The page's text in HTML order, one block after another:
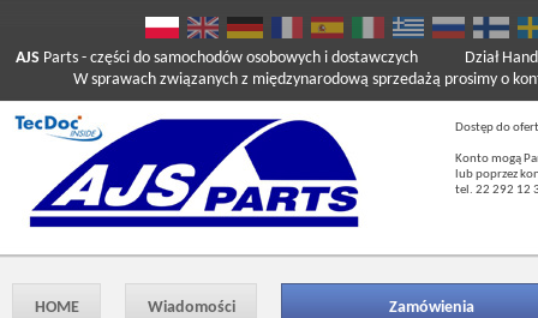
AJS Parts - części do samochodów osobowych i dostawczych
W sprawach związanych z międzynarodową sprzedażą prosimy o
Dział
Dostęp do
Konto mogą
lub poprzez
tel. 22 292 12
HOME Wiadomości Zamówienia